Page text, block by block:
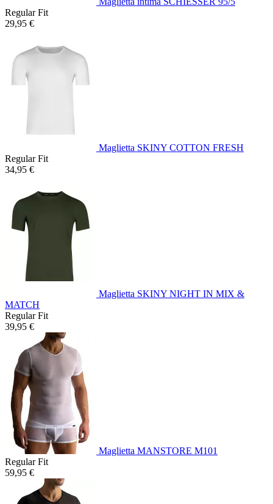
Regular Fit
29,95 €
Maglietta SKINY COTTON FRESH
Regular Fit
34,95 €
Maglietta SKINY NIGHT IN MIX &
MATCH
Regular Fit
39,95 €
Maglietta MANSTORE M101
Regular Fit
59,95 €